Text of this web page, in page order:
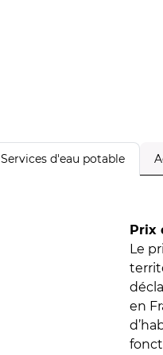
Services d'eau potable
Prix
Le
en